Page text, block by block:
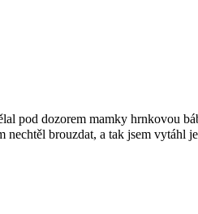
pod dozorem mamky hrnkovou
nechtěl brouzdat, a tak jsem vytáhl